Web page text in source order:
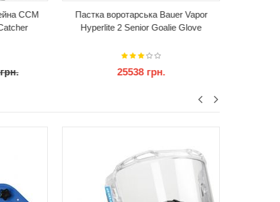
CCM
Пастка воротарська Bauer Vapor
Hyperlite 2 Senior Goalie Glove
25538 грн.